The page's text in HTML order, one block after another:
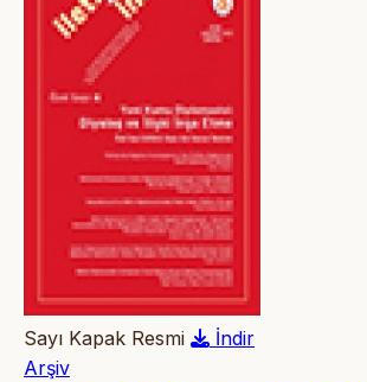
Sayı Kapak Resmi
İndir
Arşiv